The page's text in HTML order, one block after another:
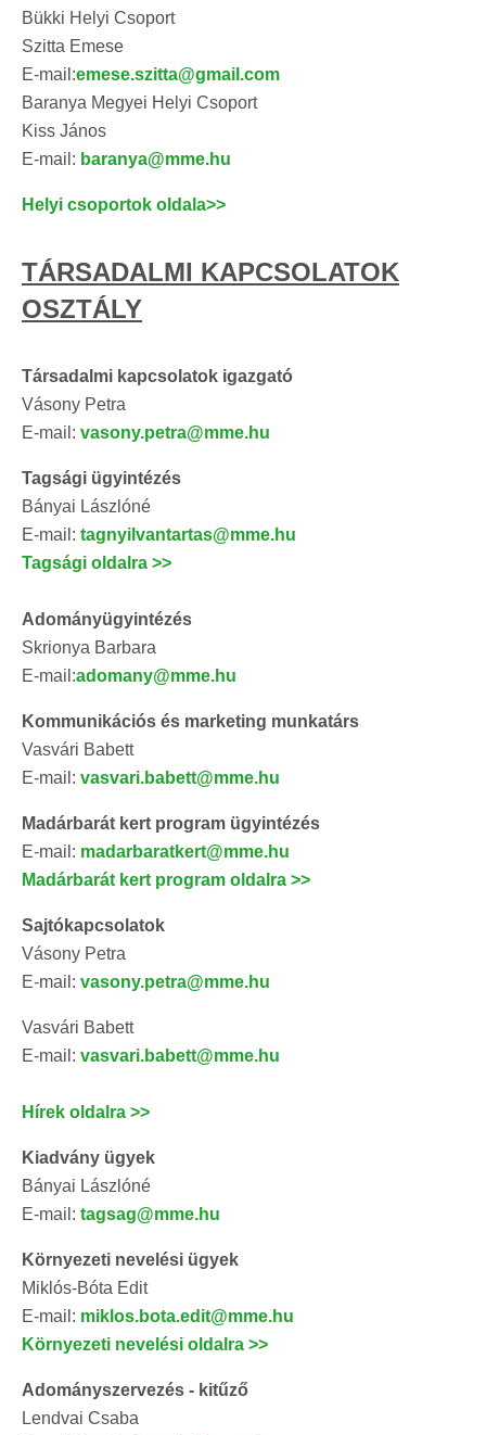
Bükki Helyi Csoport
Szitta Emese
E-mail:emese.szitta@gmail.com
Baranya Megyei Helyi Csoport
Kiss János
E-mail: baranya@mme.hu
Helyi csoportok oldala>>
TÁRSADALMI KAPCSOLATOK
OSZTÁLY
Társadalmi kapcsolatok igazgató
Vásony Petra
E-mail: vasony.petra@mme.hu
Tagsági ügyintézés
Bányai Lászlóné
E-mail: tagnyilvantartas@mme.hu
Tagsági oldalra >>
Adományügyintézés
Skrionya Barbara
E-mail:adomany@mme.hu
Kommunikációs és marketing munkatárs
Vasvári Babett
E-mail: vasvari.babett@mme.hu
Madárbarát kert program ügyintézés
E-mail: madarbaratkert@mme.hu
Madárbarát kert program oldalra >>
Sajtókapcsolatok
Vásony Petra
E-mail: vasony.petra@mme.hu
Vasvári Babett
E-mail: vasvari.babett@mme.hu
Hírek oldalra >>
Kiadvány ügyek
Bányai Lászlóné
E-mail: tagsag@mme.hu
Környezeti nevelési ügyek
Miklós-Bóta Edit
E-mail: miklos.bota.edit@mme.hu
Környezeti nevelési oldalra >>
Adományszervezés - kitűző
Lendvai Csaba